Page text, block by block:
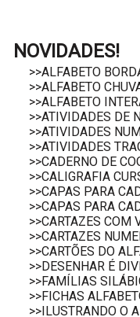
NOVIDADES!
>>ALFABETO
>>ALFABETO
>>ALFABETO
>>ATIVIDADES DE
>>ATIVIDADES
>>ATIVIDADES
>>CADERNO DE
>>CALIGRAFIA
>>CAPAS PARA
>>CAPAS PARA
>>CARTAZES COM
>>CARTAZES
>>CARTÕES DO
>>DESENHAR É
>>FAMÍLIAS
>>FICHAS
>>ILUSTRANDO O